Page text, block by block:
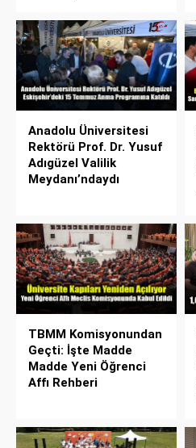
Anadolu Üniversitesi
Rektörü Prof. Dr. Yusuf
Adıgüzel Valilik
Meydanı’ndaydı
TBMM Komisyonundan
Geçti: İşte Madde
Madde Yeni Öğrenci
Affı Rehberi